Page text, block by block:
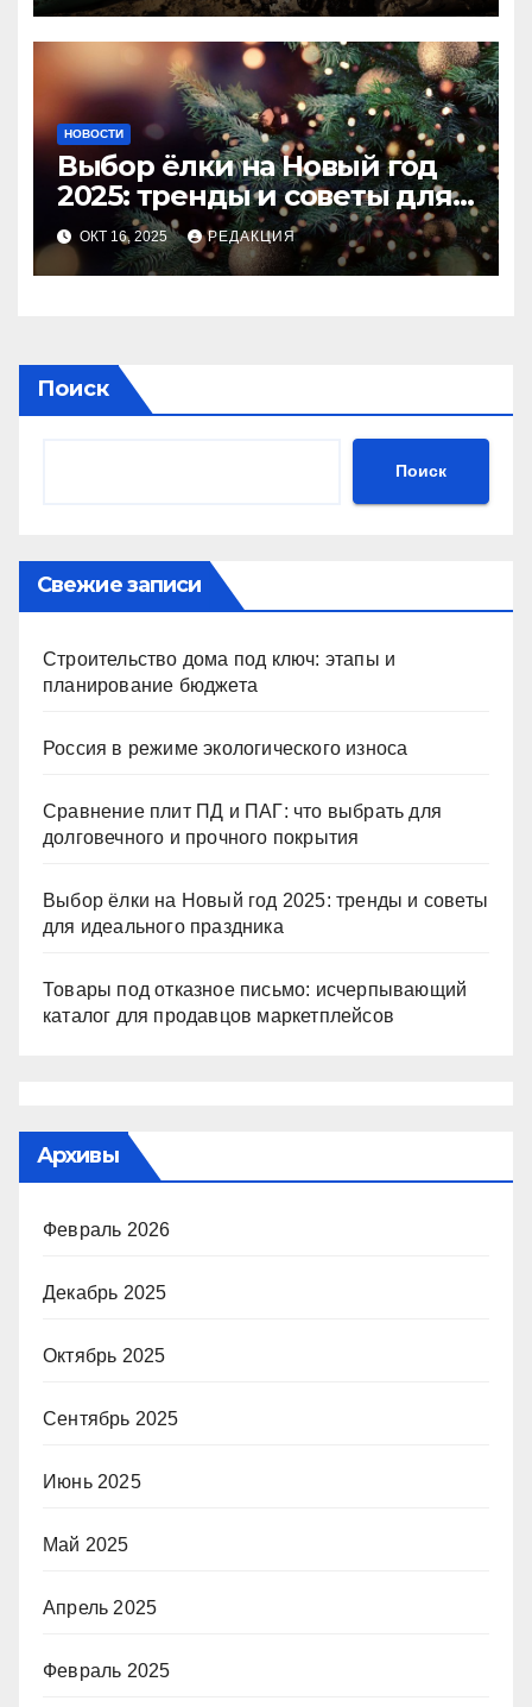
НОВОСТИ
Выбор ёлки на Новый год
2025: тренды и советы для
идеального праздника
ОКТ 16, 2025 РЕДАКЦИЯ
Поиск
Поиск
Свежие записи
Строительство дома под ключ: этапы и
планирование бюджета
Россия в режиме экологического износа
Сравнение плит ПД и ПАГ: что выбрать для
долговечного и прочного покрытия
Выбор ёлки на Новый год 2025: тренды и советы
для идеального праздника
Товары под отказное письмо: исчерпывающий
каталог для продавцов маркетплейсов
Архивы
Февраль 2026
Декабрь 2025
Октябрь 2025
Сентябрь 2025
Июнь 2025
Май 2025
Апрель 2025
Февраль 2025